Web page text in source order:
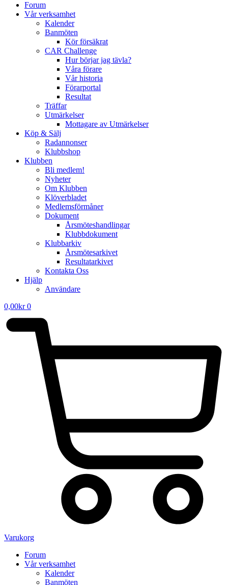
Forum
Vår verksamhet
Kalender
Banmöten
Kör försäkrat
CAR Challenge
Hur börjar jag tävla?
Våra förare
Vår historia
Förarportal
Resultat
Träffar
Utmärkelser
Mottagare av Utmärkelser
Köp & Sälj
Radannonser
Klubbshop
Klubben
Bli medlem!
Nyheter
Om Klubben
Klöverbladet
Medlemsförmåner
Dokument
Årsmöteshandlingar
Klubbdokument
Klubbarkiv
Årsmötesarkivet
Resultatarkivet
Kontakta Oss
Hjälp
Användare
0,00kr 0
Varukorg
Forum
Vår verksamhet
Kalender
Banmöten